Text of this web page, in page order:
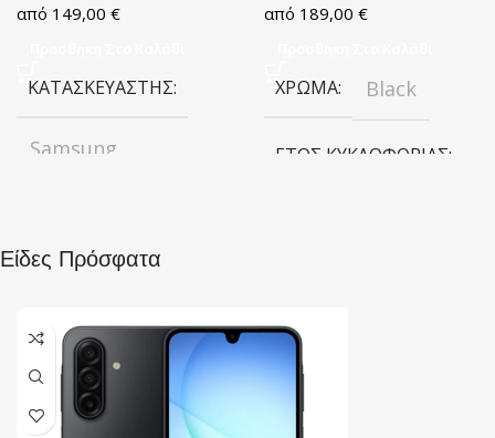
149,00 €
ΚΑΤΑΣΚΕΥΑΣΤΉΣ
Samsung
128GB
ΈΤΟΣ ΚΥΚΛΟΦΟΡΊΑΣ
189,00 €
ΧΡΏΜΑ Black
ΈΤΟΣ ΚΥΚΛΟΦΟΡΊΑΣ
128GB
Είδες Πρόσφατα